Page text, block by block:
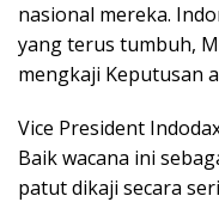
nasional mereka.
yang terus tumbuh,
mengkaji Keputusan
Vice President
Baik wacana ini
patut dikaji secara